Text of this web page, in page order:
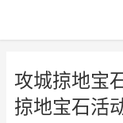
攻城掠地宝
掠地宝石活